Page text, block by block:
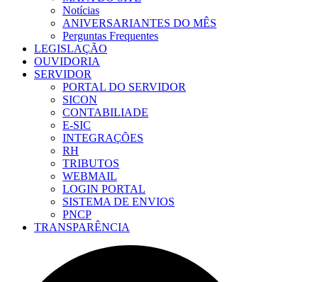
Notícias
ANIVERSARIANTES DO MÊS
Perguntas Frequentes
LEGISLAÇÃO
OUVIDORIA
SERVIDOR
PORTAL DO SERVIDOR
SICON
CONTABILIADE
E-SIC
INTEGRAÇÕES
RH
TRIBUTOS
WEBMAIL
LOGIN PORTAL
SISTEMA DE ENVIOS
PNCP
TRANSPARÊNCIA